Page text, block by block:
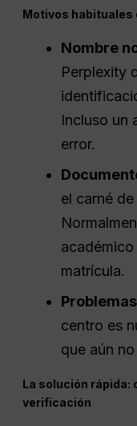
Motivos habituales
Nombre
Perplexity
Incluso un
error.
el carné
matrícula.
centro es
que aún
La solución rápida:
verificación